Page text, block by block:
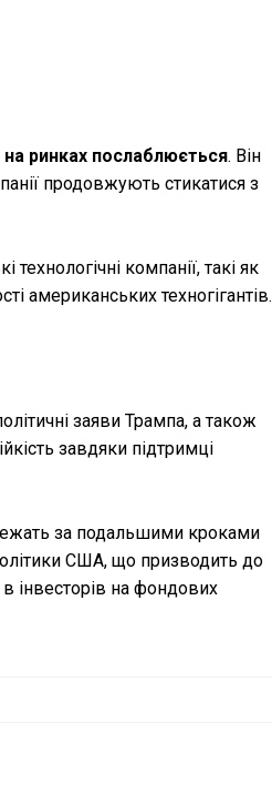
ринках послаблюється. Він
продовжують стикатися з
компанії, такі як
американських техногігантів.
заяви Трампа, а також
завдяки підтримці
за подальшими кроками
США, що призводить до
інвесторів на фондових